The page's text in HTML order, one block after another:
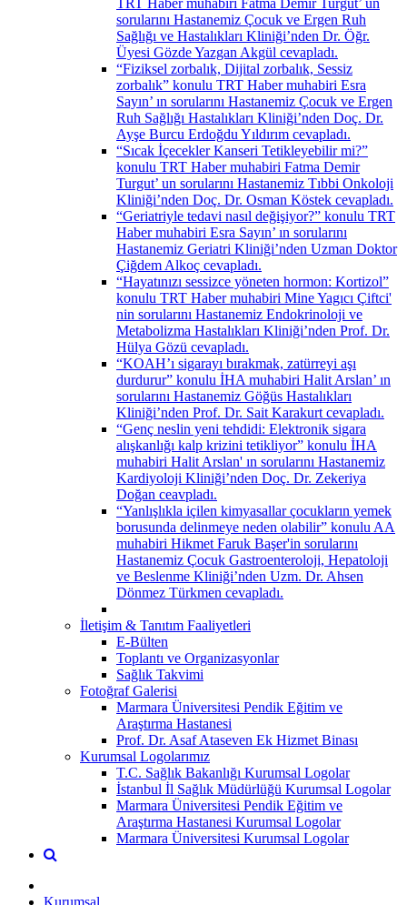
sorularını Hastanemiz Çocuk ve Ergen Ruh
Sağlığı ve Hastalıkları Kliniği’nden Dr. Öğr.
Üyesi Gözde Yazgan Akgül cevapladı.
“Fiziksel zorbalık, Dijital zorbalık, Sessiz
zorbalık” konulu TRT Haber muhabiri Esra
Sayın’ ın sorularını Hastanemiz Çocuk ve Ergen
Ruh Sağlığı Hastalıkları Kliniği’nden Doç. Dr.
Ayşe Burcu Erdoğdu Yıldırım cevapladı.
“Sıcak İçecekler Kanseri Tetikleyebilir mi?”
konulu TRT Haber muhabiri Fatma Demir
Turgut’ un sorularını Hastanemiz Tıbbi Onkoloji
Kliniği’nden Doç. Dr. Osman Köstek cevapladı.
“Geriatriyle tedavi nasıl değişiyor?” konulu TRT
Haber muhabiri Esra Sayın’ ın sorularını
Hastanemiz Geriatri Kliniği’nden Uzman Doktor
Çiğdem Alkoç cevapladı.
“Hayatınızı sessizce yöneten hormon: Kortizol”
konulu TRT Haber muhabiri Mine Yagıcı Çiftci'
nin sorularını Hastanemiz Endokrinoloji ve
Metabolizma Hastalıkları Kliniği’nden Prof. Dr.
Hülya Gözü cevapladı.
“KOAH’ı sigarayı bırakmak, zatürreyi aşı
durdurur” konulu İHA muhabiri Halit Arslan’ ın
sorularını Hastanemiz Göğüs Hastalıkları
Kliniği’nden Prof. Dr. Sait Karakurt cevapladı.
“Genç neslin yeni tehdidi: Elektronik sigara
alışkanlığı kalp krizini tetikliyor” konulu İHA
muhabiri Halit Arslan' ın sorularını Hastanemiz
Kardiyoloji Kliniği’nden Doç. Dr. Zekeriya
Doğan ceavpladı.
“Yanlışlıkla içilen kimyasallar çocukların yemek
borusunda delinmeye neden olabilir” konulu AA
muhabiri Hikmet Faruk Başer'in sorularını
Hastanemiz Çocuk Gastroenteroloji, Hepatoloji
ve Beslenme Kliniği’nden Uzm. Dr. Ahsen
Dönmez Türkmen cevapladı.
İletişim & Tanıtım Faaliyetleri
E-Bülten
Toplantı ve Organizasyonlar
Sağlık Takvimi
Fotoğraf Galerisi
Marmara Üniversitesi Pendik Eğitim ve
Araştırma Hastanesi
Prof. Dr. Asaf Ataseven Ek Hizmet Binası
Kurumsal Logolarımız
T.C. Sağlık Bakanlığı Kurumsal Logolar
İstanbul İl Sağlık Müdürlüğü Kurumsal Logolar
Marmara Üniversitesi Pendik Eğitim ve
Araştırma Hastanesi Kurumsal Logolar
Marmara Üniversitesi Kurumsal Logolar
Kurumsal